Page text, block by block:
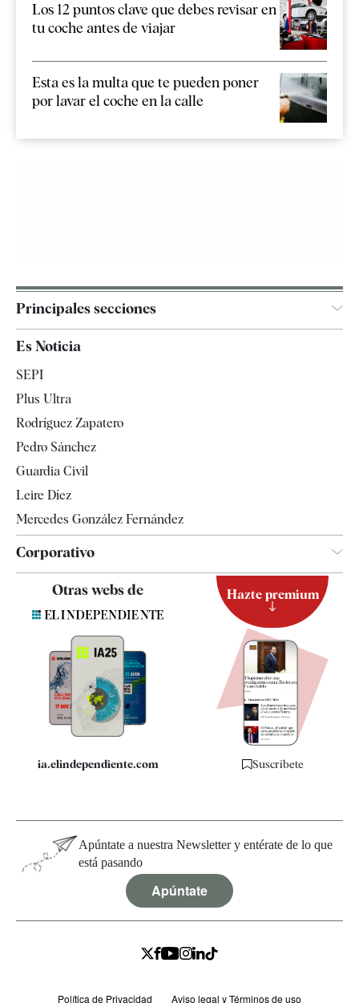
Los 12 puntos clave que debes revisar en
tu coche antes de viajar
Esta es la multa que te pueden poner
por lavar el coche en la calle
Principales secciones
Televisión
Es Noticia
SEPI
Plus Ultra
Rodríguez Zapatero
Pedro Sánchez
Guardia Civil
Leire Díez
Mercedes González Fernández
Corporativo
Quiénes somos
Especificaciones
Otras webs de
ia.elindependiente.com
Hazte premium
Suscríbete
Apúntate a nuestra Newsletter y entérate de lo que
está pasando
Apúntate
Política de Privacidad Aviso legal y Términos de uso